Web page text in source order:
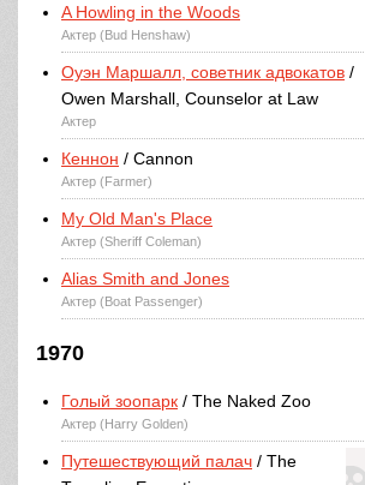
A Howling in the Woods
Актер (Bud Henshaw)
Оуэн Маршалл, советник адвокатов /
Owen Marshall, Counselor at Law
Актер
Кеннон / Cannon
Актер (Farmer)
My Old Man's Place
Актер (Sheriff Coleman)
Alias Smith and Jones
Актер (Boat Passenger)
1970
Голый зоопарк / The Naked Zoo
Актер (Harry Golden)
Путешествующий палач / The